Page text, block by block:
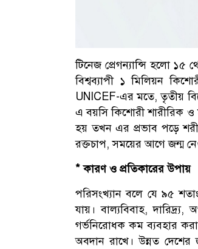
টিনেজ প্রেগন্যান্সি হলো
বিশ্বব্যাপী ১ মিলিয়ন
UNICEF-এর মতে, তৃতীয়
এ বয়সি কিশোরী শারীরিক ও
হয় তখন এর প্রভাব পড়ে
রক্তচাপ, সময়ের আগে জন্ম
* কারণ ও প্রতিকারের উপায়
পরিসংখ্যান বলে যে ৯৫
যায়। বাল্যবিবাহ, দারিদ্র্য,
গর্ভনিরোধক কম ব্যবহার
অবদান রাখে। উন্নত দেশের